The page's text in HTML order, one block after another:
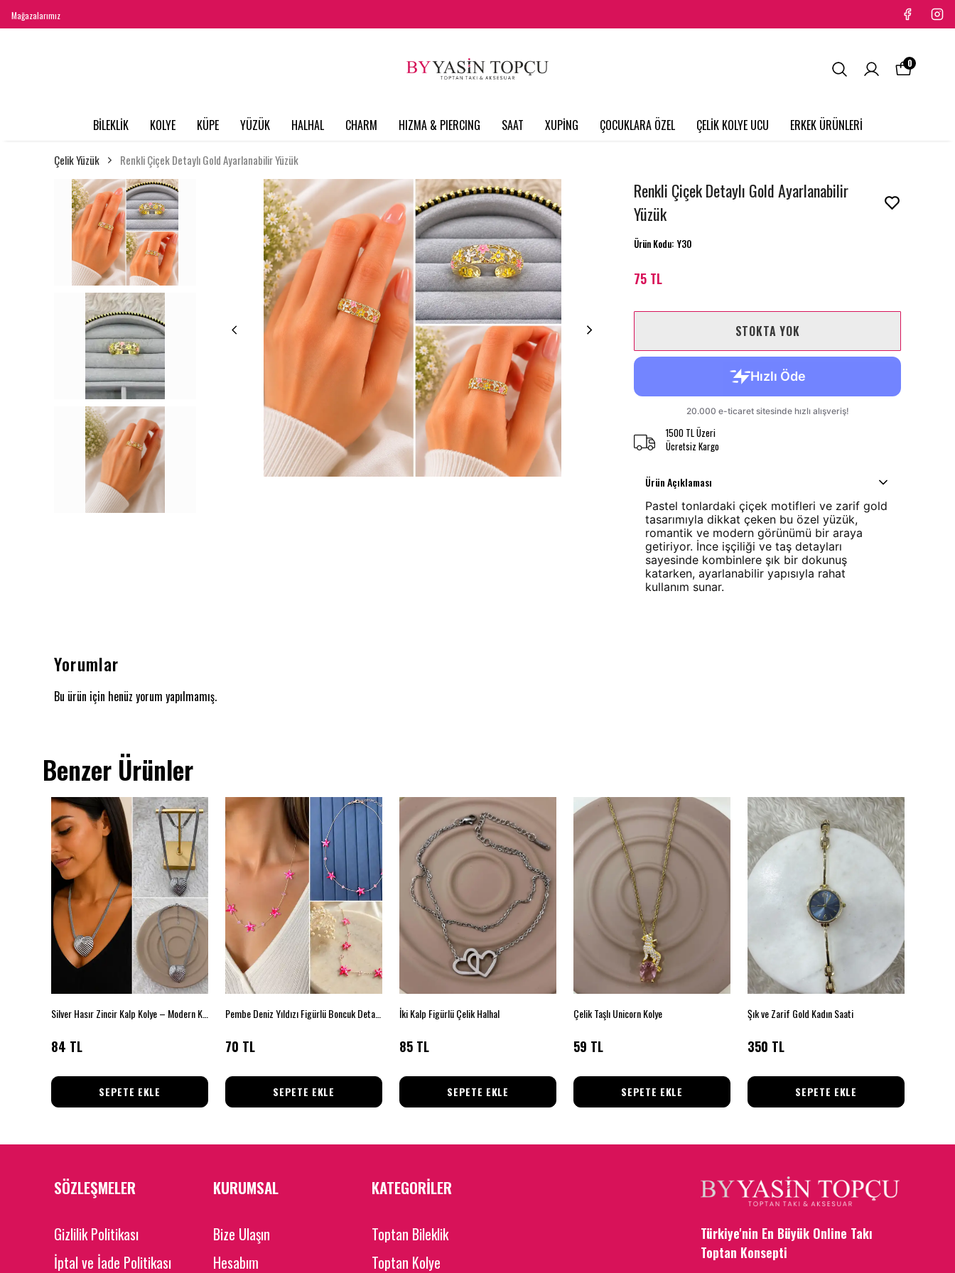
Mağazalarımız
BİLEKLİK KOLYE KÜPE YÜZÜK HALHAL CHARM HIZMA & PIERCING SAAT XUPİNG ÇOCUKLARA ÖZEL ÇELİK KOLYE UCU ERKEK ÜRÜNLERİ
0
Çelik Yüzük Renkli Çiçek Detaylı Gold Ayarlanabilir Yüzük
Renkli Çiçek Detaylı Gold Ayarlanabilir
Yüzük
Ürün Kodu: Y30
75 TL
STOKTA YOK
1500 TL Üzeri
Ücretsiz Kargo
Ürün Açıklaması
Pastel tonlardaki çiçek motifleri ve zarif gold
tasarımıyla dikkat çeken bu özel yüzük,
romantik ve modern görünümü bir araya
getiriyor. İnce işçiliği ve taş detayları
sayesinde kombinlere şık bir dokunuş
katarken, ayarlanabilir yapısıyla rahat
kullanım sunar.
Yorumlar
Bu ürün için henüz yorum yapılmamış.
Benzer Ürünler
84 TL
SEPETE EKLE
70 TL
SEPETE EKLE
İki Kalp Figürlü Çelik Halhal
85 TL
SEPETE EKLE
Çelik Taşlı Unicorn Kolye
59 TL
SEPETE EKLE
Şık ve Zarif Gold Kadın Saati
350 TL
SEPETE EKLE
SÖZLEŞMELER
Gizlilik Politikası
İptal ve İade Politikası
KURUMSAL
Bize Ulaşın
Hesabım
KATEGORİLER
Toptan Bileklik
Toptan Kolye
Türkiye'nin En Büyük Online Takı
Toptan Konsepti